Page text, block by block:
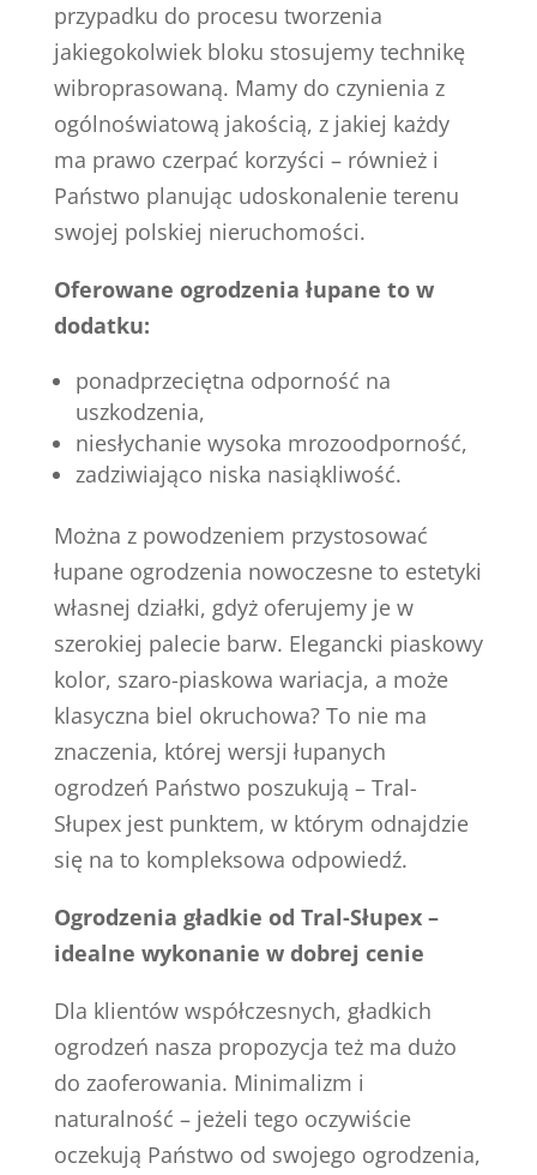
przypadku do procesu tworzenia
jakiegokolwiek bloku stosujemy technikę
wibroprasowaną. Mamy do czynienia z
ogólnoświatową jakością, z jakiej każdy
ma prawo czerpać korzyści – również i
Państwo planując udoskonalenie terenu
swojej polskiej nieruchomości.
Oferowane ogrodzenia łupane to w
dodatku:
ponadprzeciętna odporność na
uszkodzenia,
niesłychanie wysoka mrozoodporność,
zadziwiająco niska nasiąkliwość.
Można z powodzeniem przystosować
łupane ogrodzenia nowoczesne to estetyki
własnej działki, gdyż oferujemy je w
szerokiej palecie barw. Elegancki piaskowy
kolor, szaro-piaskowa wariacja, a może
klasyczna biel okruchowa? To nie ma
znaczenia, której wersji łupanych
ogrodzeń Państwo poszukują – Tral-
Słupex jest punktem, w którym odnajdzie
się na to kompleksowa odpowiedź.
Ogrodzenia gładkie od Tral-Słupex –
idealne wykonanie w dobrej cenie
Dla klientów współczesnych, gładkich
ogrodzeń nasza propozycja też ma dużo
do zaoferowania. Minimalizm i
naturalność – jeżeli tego oczywiście
oczekują Państwo od swojego ogrodzenia,